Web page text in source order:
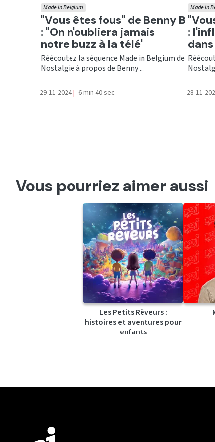
Ecouter
"Vous êtes fous" de Benny B
: "On n'oubliera jamais
notre buzz à la télé"
Made in Belgium
Réécoutez la séquence Made in Belgium de
Nostalgie à propos de Benny ...
29-11-2024 | 6 min 40 sec
:
Made in
28-11-
Vous pourriez aimer aussi
Les Petits Rêveurs :
histoires et aventures pour
enfants